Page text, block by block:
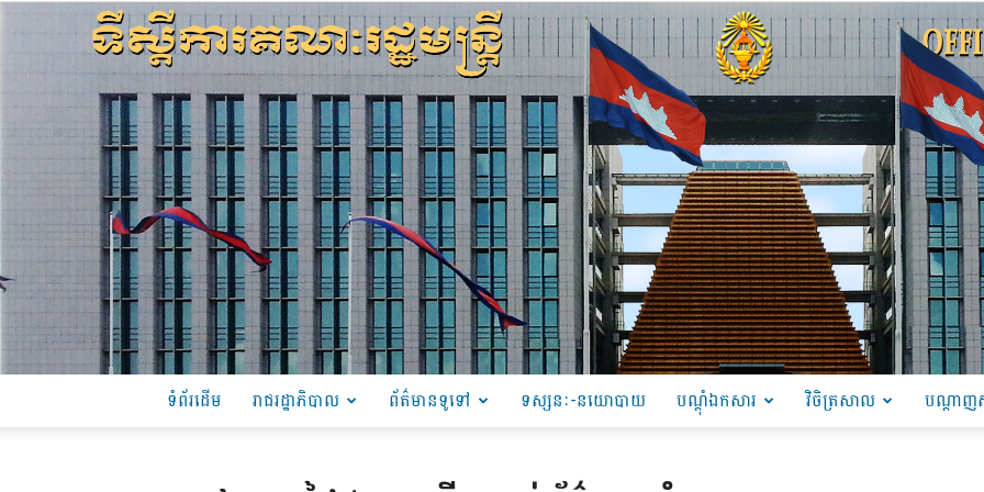
ទំព័រដើម រាជរដ្ឋាភិបាល ព័ត៌មានទូទៅ ទស្សនៈ-នយោបាយ បណ្ដុំឯកសារ វិចិត្រសាល បណ្តាញ